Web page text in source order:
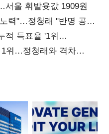
울 휘발윳값 1909원
력"…정청래 "반명 공세
적 득표율 '1위
1위…정청래와 격차